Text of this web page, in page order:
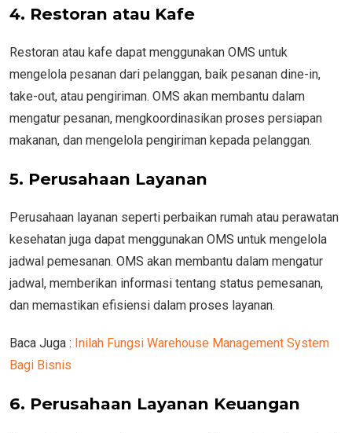
4. Restoran atau Kafe
Restoran atau kafe dapat menggunakan OMS untuk
mengelola pesanan dari pelanggan, baik pesanan dine-in,
take-out, atau pengiriman. OMS akan membantu dalam
mengatur pesanan, mengkoordinasikan proses persiapan
makanan, dan mengelola pengiriman kepada pelanggan.
5. Perusahaan Layanan
Perusahaan layanan seperti perbaikan rumah atau perawatan
kesehatan juga dapat menggunakan OMS untuk mengelola
jadwal pemesanan. OMS akan membantu dalam mengatur
jadwal, memberikan informasi tentang status pemesanan,
dan memastikan efisiensi dalam proses layanan.
Baca Juga : Inilah Fungsi Warehouse Management System
Bagi Bisnis
6. Perusahaan Layanan Keuangan